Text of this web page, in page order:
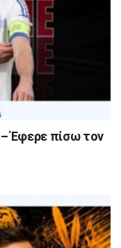
Έφερε πίσω τον